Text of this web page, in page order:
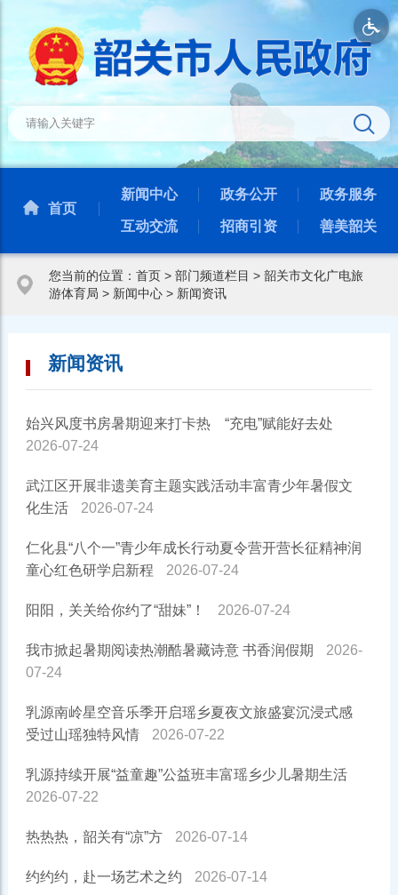
首页
新闻中心 政务公开 政务服务
互动交流 招商引资 善美韶关
您当前的位置： 首页> 部门频道栏目 > 韶关市文化广电旅
游体育局 > 新闻中心> 新闻资讯
新闻资讯
始兴风度书房暑期迎来打卡热 “充电”赋能好去处
2026-07-24
武江区开展非遗美育主题实践活动丰富青少年暑假文
化生活
2026-07-24
仁化县“八个一”青少年成长行动夏令营开营长征精神润
童心红色研学启新程
2026-07-24
阳阳，关关给你约了“甜妹”！ 2026-07-24
我市掀起暑期阅读热潮酷暑藏诗意 书香润假期
2026-
07-24
乳源南岭星空音乐季开启瑶乡夏夜文旅盛宴沉浸式感
受过山瑶独特风情
2026-07-22
乳源持续开展“益童趣”公益班丰富瑶乡少儿暑期生活
2026-07-22
热热热，韶关有“凉”方 2026-07-14
约约约，赴一场艺术之约 2026-07-14